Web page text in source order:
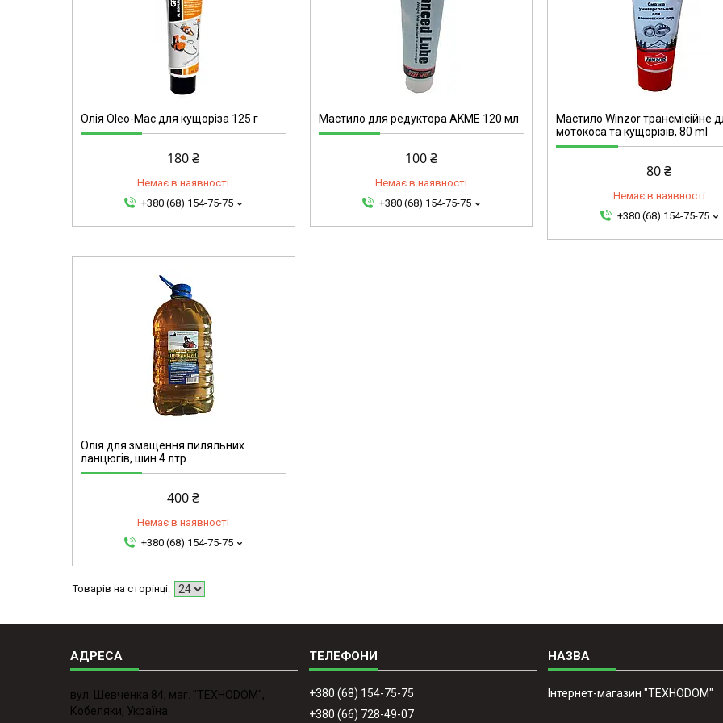
Олія Oleo-Mac для кущоріза 125 г
180 ₴
Немає в наявності
+380 (68) 154-75-75
3452
Мастило для редуктора AKME 120 мл
100 ₴
Немає в наявності
+380 (68) 154-75-75
4024
Мастило Winzor трансмісійне
мотокоса та кущорізів, 80 ml
80 ₴
Немає в наявності
+380 (68) 154-75-75
Олія для змащення пиляльних
ланцюгів, шин 4 лтр
400 ₴
Немає в наявності
+380 (68) 154-75-75
вул. Шевченка 84, маг. "ТЕХНОDOM",
Кобеляки, Україна
+380 (68) 154-75-75
+380 (66) 728-49-07
Інтернет-магазин "ТЕХНОDOM"